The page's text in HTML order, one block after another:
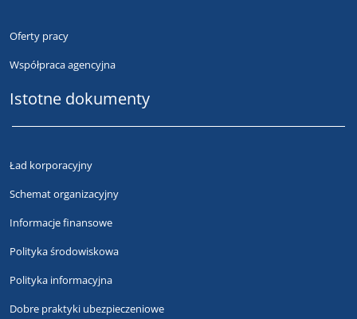
Oferty pracy
Współpraca agencyjna
Istotne dokumenty
Ład korporacyjny
Schemat organizacyjny
Informacje finansowe
Polityka środowiskowa
Polityka informacyjna
Dobre praktyki ubezpieczeniowe